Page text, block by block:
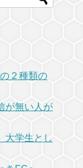
２種類の
が無い人が
大学生とし